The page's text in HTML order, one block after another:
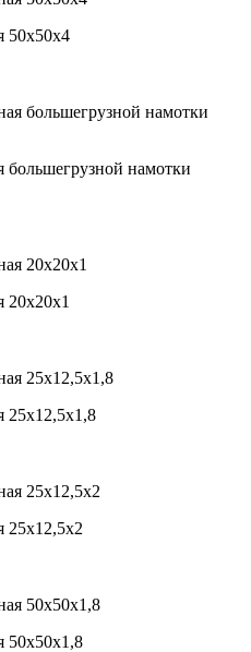
50х50х4
большегрузной намотки
20х20х1
25х12,5х1,8
25х12,5х2
50х50х1,8